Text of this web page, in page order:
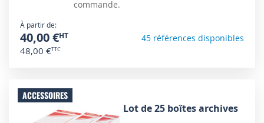
commande.
À partir de
40,00 €
48,00 €
45 références disponibles
ACCESSOIRES
Lot de 25 boîtes archives